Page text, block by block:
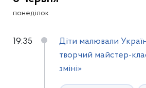
понеділок
19:35
Діти малювали
творчий майстер-
зміні»